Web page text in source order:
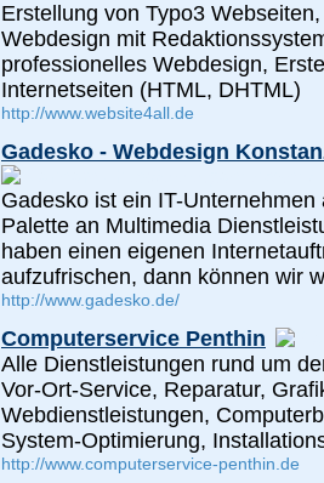
Erstellung von Typo3
Webdesign mit
professionelles Webdesign,
Internetseiten (HTML, DHTML)
http://www.website4all.de
Gadesko - Webdesign
Gadesko ist ein IT-
Palette an Multimedia
haben einen eigenen
aufzufrischen, dann können wir
http://www.gadesko.de/
Computerservice Penthin
Alle Dienstleistungen rund um
Vor-Ort-Service, Reparatur,
Webdienstleistungen,
System-Optimierung,
http://www.computerservice-penthin.de